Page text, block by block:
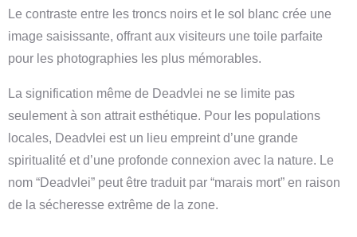
Le contraste entre les troncs noirs et le sol blanc crée une
image saisissante, offrant aux visiteurs une toile parfaite
pour les photographies les plus mémorables.
La signification même de Deadvlei ne se limite pas
seulement à son attrait esthétique. Pour les populations
locales, Deadvlei est un lieu empreint d’une grande
spiritualité et d’une profonde connexion avec la nature. Le
nom “Deadvlei” peut être traduit par “marais mort” en raison
de la sécheresse extrême de la zone.